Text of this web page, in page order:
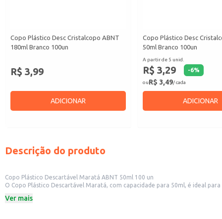
Copo Plástico Desc Cristalcopo ABNT
180ml Branco 100un
R$ 3,99
ADICIONAR
Copo Plástico Desc
50ml Branco 100un
A partir de 5 unid.
R$ 3,29 -6%
ouR$ 3,49/ cada
ADICIONAR
Descrição do produto
Copo Plástico Descartável Maratá ABNT 50ml 100 un
O Copo Plástico Descartável Maratá, com capacidade para 50ml, é ideal
Este copo é fabricado de acordo com as normas da ABNT, garantindo a
Ver mais